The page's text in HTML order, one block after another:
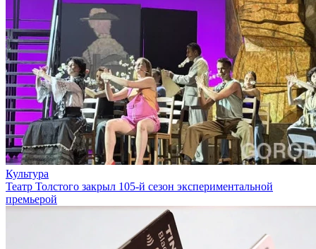
Культура
Театр Толстого закрыл 105-й сезон экспериментальной
премьерой